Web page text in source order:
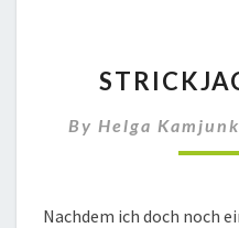
By Helga
Nachdem ich doch noch